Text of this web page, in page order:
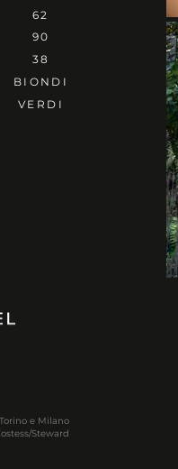
62
90
38
BIONDI
VERDI
e Milano
Steward